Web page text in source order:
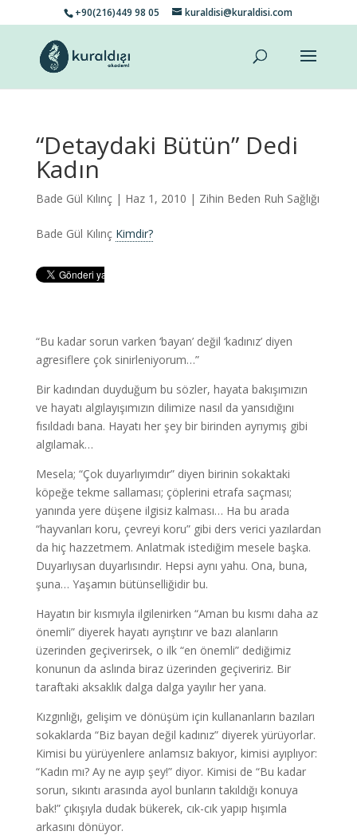
+90(216)449 98 05 kuraldisi@kuraldisi.com
“Detaydaki Bütün” Dedi
Kadın
Bade Gül Kılınç| Haz 1, 2010 | Zihin Beden Ruh Sağlığı
Bade Gül Kılınç Kimdir?
“Bu kadar sorun varken ‘bayan’ değil ‘kadınız’ diyen
agresiflere çok sinirleniyorum…”
Bir kadından duyduğum bu sözler, hayata bakışımızın
ve hayatı algılayışımızın dilimize nasıl da yansıdığını
fısıldadı bana. Hayatı her şey bir birinden ayrıymış gibi
algılamak…
Mesela; “Çok duyarlıyımdır” diyen birinin sokaktaki
köpeğe tekme sallaması; çöplerini etrafa saçması;
yanında yere düşene ilgisiz kalması… Ha bu arada
“hayvanları koru, çevreyi koru” gibi ders verici yazılardan
da hiç hazzetmem. Anlatmak istediğim mesele başka.
Duyarlıysan duyarlısındır. Hepsi aynı yahu. Ona, buna,
şuna… Yaşamın bütünselliğidir bu.
Hayatın bir kısmıyla ilgilenirken “Aman bu kısmı daha az
önemli” diyerek hayatı ayrıştırır ve bazı alanların
üzerinden geçiverirsek, o ilk “en önemli” dediğimiz
konunun da aslında biraz üzerinden geçiveririz. Bir
taraftaki aksaklık dalga dalga yayılır her yana.
Kızgınlığı, gelişim ve dönüşüm için kullananların bazıları
sokaklarda “Biz bayan değil kadınız” diyerek yürüyorlar.
Kimisi bu yürüyenlere anlamsız bakıyor, kimisi ayıplıyor:
“Kadın mı? Ay ne ayıp şey!” diyor. Kimisi de “Bu kadar
sorun, sıkıntı arasında ayol bunların takıldığı konuya
bak!” çıkışıyla dudak bükerek, cık-cık yapıp hışımla
arkasını dönüyor.